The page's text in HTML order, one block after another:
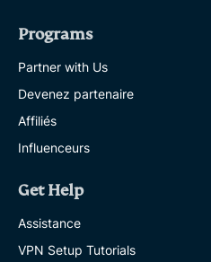
Programs
Partner with Us
Devenez partenaire
Affiliés
Influenceurs
Get Help
Assistance
VPN Setup Tutorials